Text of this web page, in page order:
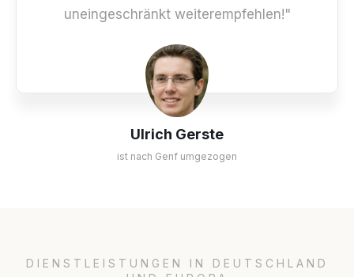
Ulrich Gerste
ist nach Genf umgezogen
uneingeschränkt weiterempfehlen!"
DIENSTLEISTUNGEN IN DEUTSCHLAND